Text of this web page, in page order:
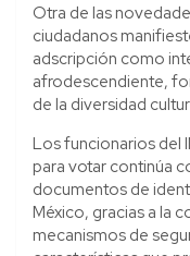
Otra de las
ciudadanos
adscripción como
afrodescendiente,
de la diversidad
Los funcionarios del
para votar continúa
documentos de
México, gracias a la
mecanismos de